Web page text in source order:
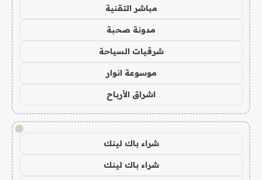
مباشر التقنية
مدونة صحبة
شرقيات السياحة
موسوعة انوار
اشراق الأرباح
!
شراء باك لينك
شراء باك لينك